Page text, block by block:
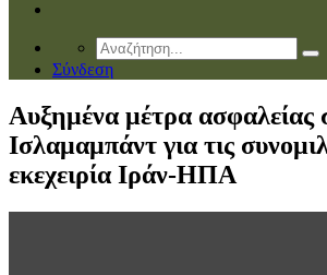
Σύνδεση
Αυξημένα μέτρα ασφαλείας
Ισλαμαμπάντ για τις
εκεχειρία Ιράν-ΗΠΑ